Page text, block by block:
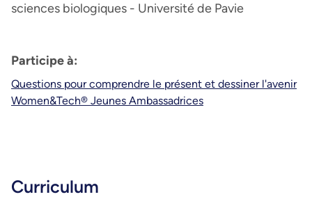
sciences biologiques - Université de Pavie
Participe à:
Questions pour comprendre le présent et dessiner l'avenir
Women&Tech® Jeunes Ambassadrices
Curriculum